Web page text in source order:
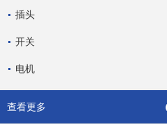
插头
开关
电机
查看更多